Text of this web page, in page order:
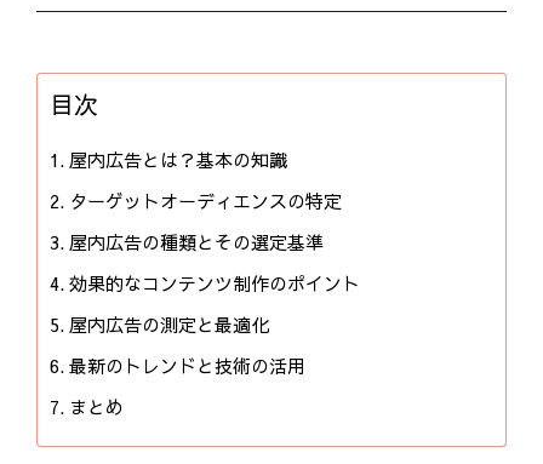
目次
屋内広告とは？基本の知識
ターゲットオーディエンスの特定
屋内広告の種類とその選定基準
効果的なコンテンツ制作のポイント
屋内広告の測定と最適化
最新のトレンドと技術の活用
まとめ